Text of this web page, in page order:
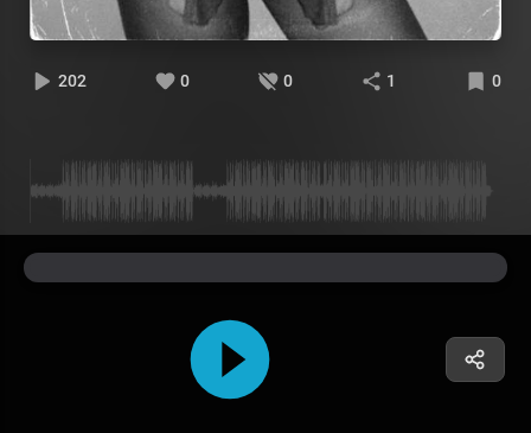
202 0 0 1 0